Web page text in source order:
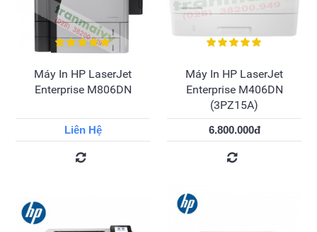
Máy In HP LaserJet
Enterprise M806DN
Liên Hệ
Máy In HP LaserJet
Enterprise M406DN
(3PZ15A)
6.800.000đ